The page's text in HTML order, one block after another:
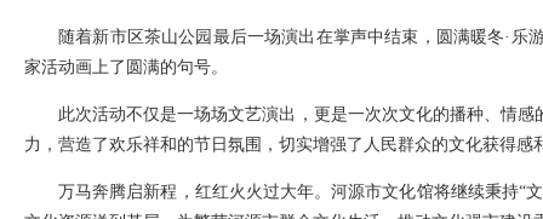
随着新市区茶山公园最后一场演出在掌声中结束，圆满暖冬·
家活动画上了圆满的句号。
此次活动不仅是一场场文艺演出，更是一次次文化的播种、情
力，营造了欢乐祥和的节日氛围，切实增强了人民群众的文化获得感
万马奔腾启新程，红红火火过大年。河源市文化馆将继续秉持“